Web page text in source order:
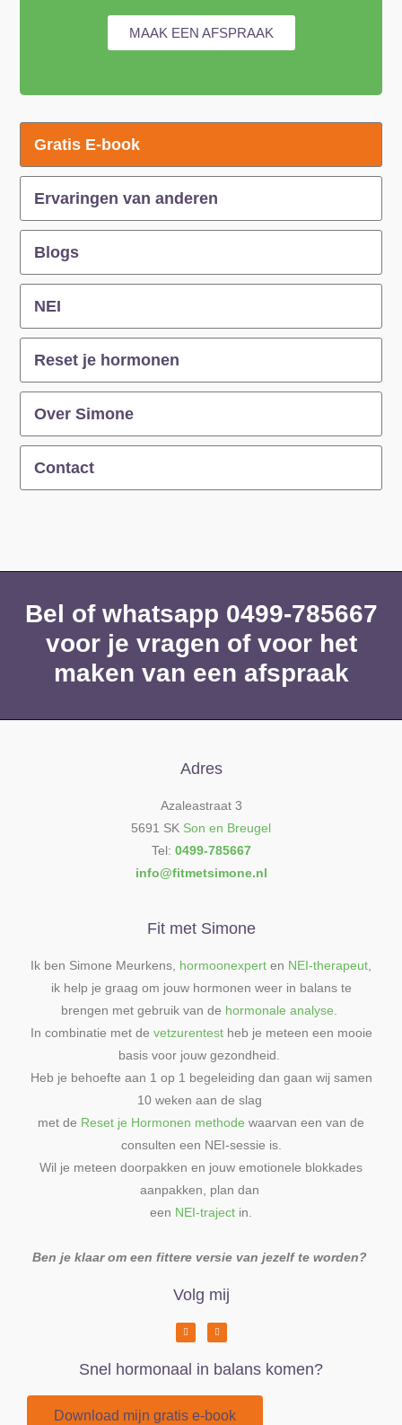
MAAK EEN AFSPRAAK
Gratis E-book
Ervaringen van anderen
Blogs
NEI
Reset je hormonen
Over Simone
Contact
Bel of whatsapp 0499-785667
voor je vragen of voor het
maken van een afspraak
Adres
Azaleastraat 3
5691 SK Son en Breugel
Tel: 0499-785667
info@fitmetsimone.nl
Fit met Simone
Ik ben Simone Meurkens, hormoonexpert en NEI-therapeut
ik help je graag om jouw hormonen weer in balans te
brengen met gebruik van de hormonale analyse
In combinatie met de vetzurentestheb je meteen een mooie
basis voor jouw gezondheid.
Heb je behoefte aan 1 op 1 begeleiding dan gaan wij samen
10 weken aan de slag
met de Reset je Hormonen methode waarvan een van de
consulten een NEI-sessie is.
Wil je meteen doorpakken en jouw emotionele blokkades
aanpakken, plan dan
een NEI-traject in.
Ben je klaar om een fittere versie van jezelf te worden?
Volg mij
Snel hormonaal in balans komen?
Download mijn gratis e-book